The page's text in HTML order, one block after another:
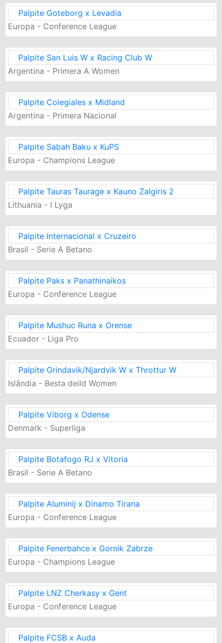
Palpite Goteborg x Levadia
Europa - Conference League
Palpite San Luis W x Racing Club W
Argentina - Primera A Women
Palpite Colegiales x Midland
Argentina - Primera Nacional
Palpite Sabah Baku x KuPS
Europa - Champions League
Palpite Tauras Taurage x Kauno Zalgiris 2
Lithuania - I Lyga
Palpite Internacional x Cruzeiro
Brasil - Serie A Betano
Palpite Paks x Panathinaikos
Europa - Conference League
Palpite Mushuc Runa x Orense
Ecuador - Liga Pro
Palpite Grindavik/Njardvik W x Throttur W
Islândia - Besta deild Women
Palpite Viborg x Odense
Denmark - Superliga
Palpite Botafogo RJ x Vitoria
Brasil - Serie A Betano
Palpite Aluminij x Dinamo Tirana
Europa - Conference League
Palpite Fenerbahce x Gornik Zabrze
Europa - Champions League
Palpite LNZ Cherkasy x Gent
Europa - Conference League
Palpite FCSB x Auda